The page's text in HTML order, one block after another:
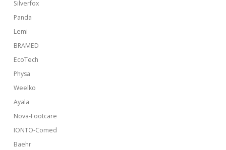
Silverfox
Panda
Lemi
BRAMED
EcoTech
Physa
Weelko
Ayala
Nova-Footcare
IONTO-Comed
Baehr